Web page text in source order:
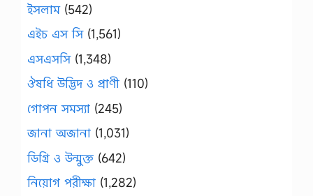
ইসলাম(542)
এইচ এস সি(1,561)
এসএসসি(1,348)
ঔষধি উদ্ভিদ ও প্রাণী (110)
গোপন সমস্যা (245)
জানা অজানা (1,031)
ডিগ্রি ও উন্মুক্ত (642)
নিয়োগ পরীক্ষা (1,282)